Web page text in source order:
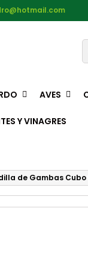
AVES
Y VINAGRES
de Gambas Cubo